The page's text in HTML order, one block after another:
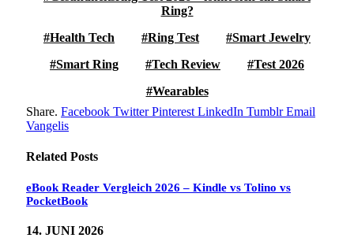
Ring?
Health Tech
Ring Test
Smart Jewelry
Smart Ring
Tech Review
Test 2026
Wearables
Share. Facebook Twitter Pinterest LinkedIn Tumblr Email
Vangelis
Related Posts
eBook Reader Vergleich 2026 – Kindle vs Tolino vs
PocketBook
14. JUNI 2026